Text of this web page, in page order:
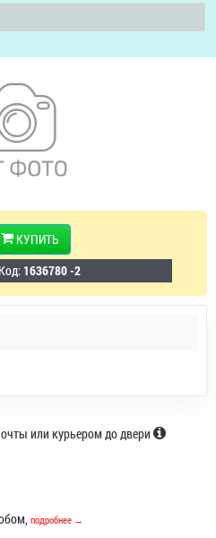
КУПИТЬ
Код: 1636780 -2
или курьером до двери
подробнее →